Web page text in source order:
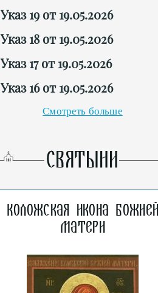
Указ 19 от 19.05.2026
Указ 18 от 19.05.2026
Указ 17 от 19.05.2026
Указ 16 от 19.05.2026
Смотреть больше
СВЯТЫНИ
Коложская икона
Матери